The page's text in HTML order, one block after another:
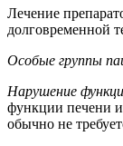
Лечение
долговременной
Особые группы
Нарушение
функции печени
обычно не